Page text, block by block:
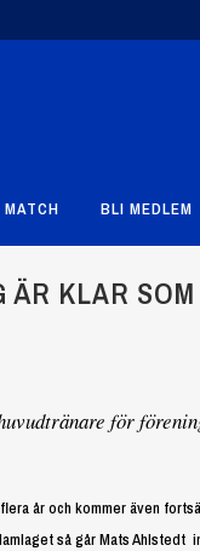
MATCH BLI MEDLEM
ÄR KLAR
för
år och kommer även
så går Mats